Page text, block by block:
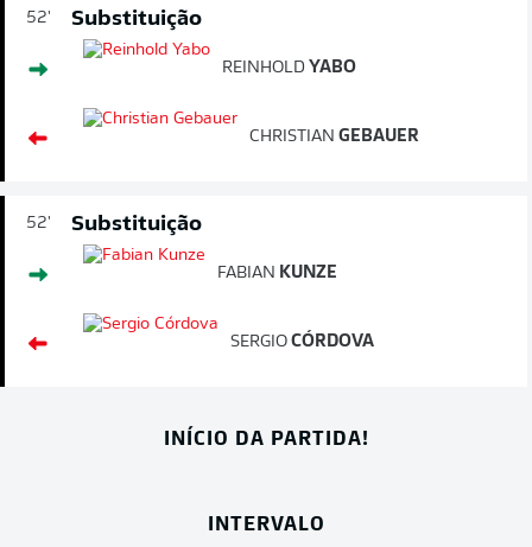
52' Substituição
REINHOLD YABO
CHRISTIAN GEBAUER
52' Substituição
FABIAN KUNZE
SERGIO CÓRDOVA
INÍCIO DA PARTIDA!
INTERVALO